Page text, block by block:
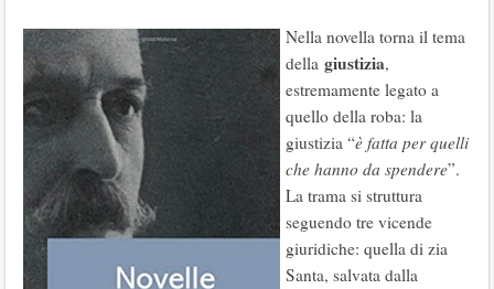
Nella novella torna il tema
della giustizia,
estremamente legato a
quello della roba: la
giustizia “è fatta per quelli
che hanno da spendere”.
La trama si struttura
seguendo tre vicende
giuridiche: quella di zia
Santa, salvata dalla